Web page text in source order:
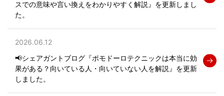
スでの意味や言い換えをわかりやすく解説』を更新しまし
た。
2026.06.12
📢シェアガントブログ『ポモドーロテクニックは本当に効
果がある？向いている人・向いていない人を解説』を更新
しました。